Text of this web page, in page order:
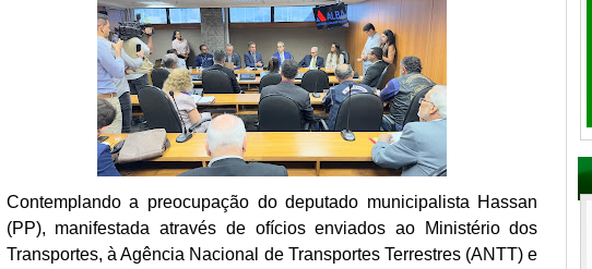
Contemplando a preocupação do deputado municipalista Hassan
(PP), manifestada através de ofícios enviados ao Ministério dos
Transportes, à Agência Nacional de Transportes Terrestres (ANTT) e